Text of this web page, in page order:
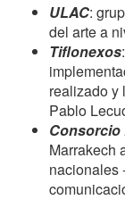
ULAC:
del arte a
Tiflonexos
realizado y
Pablo
Consorcio
Marrakech
nacionales